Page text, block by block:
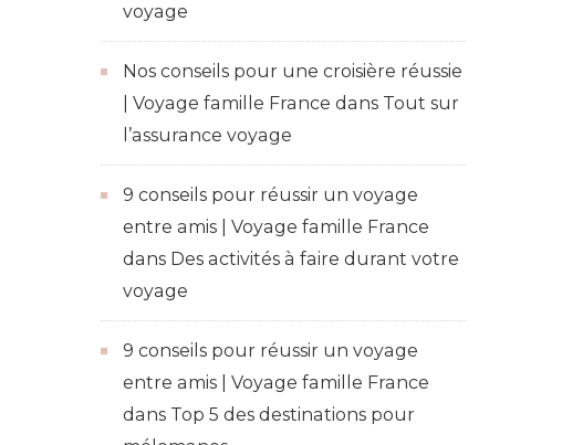
voyage
Nos conseils pour une croisière réussie
| Voyage famille France dans Tout sur
l’assurance voyage
9 conseils pour réussir un voyage
entre amis | Voyage famille France
dans Des activités à faire durant votre
voyage
9 conseils pour réussir un voyage
entre amis | Voyage famille France
dans Top 5 des destinations pour